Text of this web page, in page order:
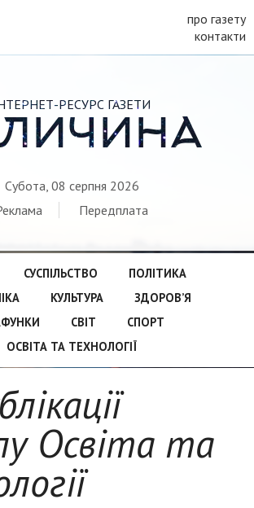
про газету
контакти
РЕСУРС ГАЗЕТИ
Субота, 08 серпня 2026
Передплата
СУСПІЛЬСТВО
ПОЛІТИКА
КУЛЬТУРА
ЗДОРОВ’Я
СВІТ
СПОРТ
ОСВІТА ТА ТЕХНОЛОГІЇ
Освіта та